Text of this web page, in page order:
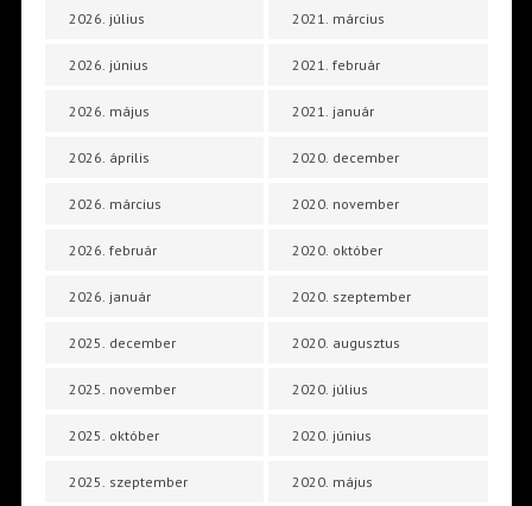
2026. július
2026. június
2026. május
2026. április
2026. március
2026. február
2026. január
2025. december
2025. november
2025. október
2025. szeptember
2021. március
2021. február
2021. január
2020. december
2020. november
2020. október
2020. szeptember
2020. augusztus
2020. július
2020. június
2020. május